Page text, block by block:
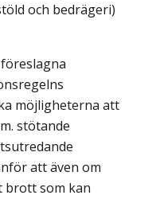
och bedrägeri)
möjligheterna att
stötande
att även om
brott som kan